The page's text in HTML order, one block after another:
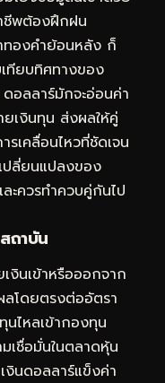
ชีพต้องฝึกฝน
ทองคำย้อนหลัง ก็
เทียบทิศทางของ
อลลาร์มักจะอ่อนค่า
เงินทุน ส่งผลให้คู่
รเคลื่อนไหวที่ชัดเจน
ปลี่ยนแปลงของ
ะควรทำควบคู่กันไป
ถาบัน
งินเข้าหรือออกจาก
โดยตรงต่ออัตรา
ไหลเข้ากองทุน
เชื่อมั่นในตลาดหุ้น
งินดอลลาร์แข็งค่า